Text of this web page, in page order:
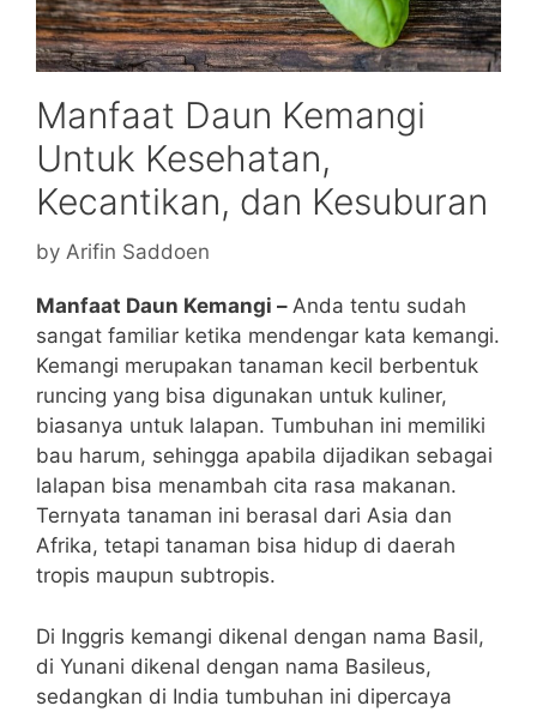
Manfaat Daun Kemangi
Untuk Kesehatan,
Kecantikan, dan Kesuburan
by Arifin Saddoen
Manfaat Daun Kemangi – Anda tentu sudah
sangat familiar ketika mendengar kata kemangi.
Kemangi merupakan tanaman kecil berbentuk
runcing yang bisa digunakan untuk kuliner,
biasanya untuk lalapan. Tumbuhan ini memiliki
bau harum, sehingga apabila dijadikan sebagai
lalapan bisa menambah cita rasa makanan.
Ternyata tanaman ini berasal dari Asia dan
Afrika, tetapi tanaman bisa hidup di daerah
tropis maupun subtropis.
Di Inggris kemangi dikenal dengan nama Basil,
di Yunani dikenal dengan nama Basileus,
sedangkan di India tumbuhan ini dipercaya